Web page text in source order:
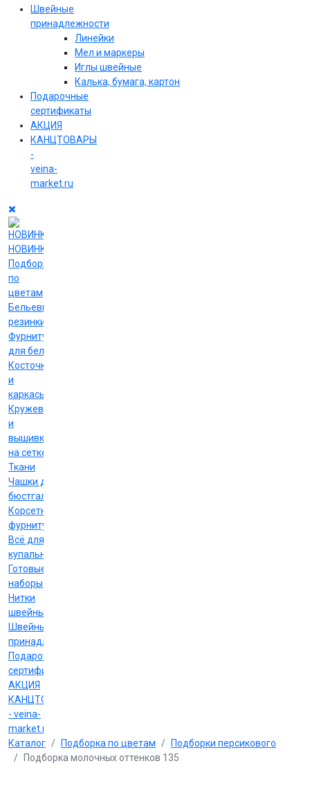
Швейные
принадлежности
Линейки
Мел и маркеры
Иглы швейные
Калька, бумага, картон
Подарочные
сертификаты
АКЦИЯ
КАНЦТОВАРЫ
-
veina-
market.ru
НОВИНКИ
Подборки
по
цветам
Бельевые
резинки
Фурнитура
для белья
Косточки
и
каркасы
Кружево
и
вышивка
на сетке
Ткани
Чашки для
бюстгальтеров
Корсетная
фурнитура
Всё для
купальников
Готовые
наборы
Нитки
швейные
Швейные
принадлежности
Подарочные
сертификаты
АКЦИЯ
КАНЦТОВАРЫ
- veina-
market.ru
Каталог
Подборка по цветам
Подборки персикового
Подборка молочных оттенков 135